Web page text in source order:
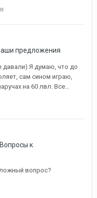
предложения
давали) Я думаю, что до
сам сином играю,
на 60 лвл. Все...
Вопросы к
вопрос?